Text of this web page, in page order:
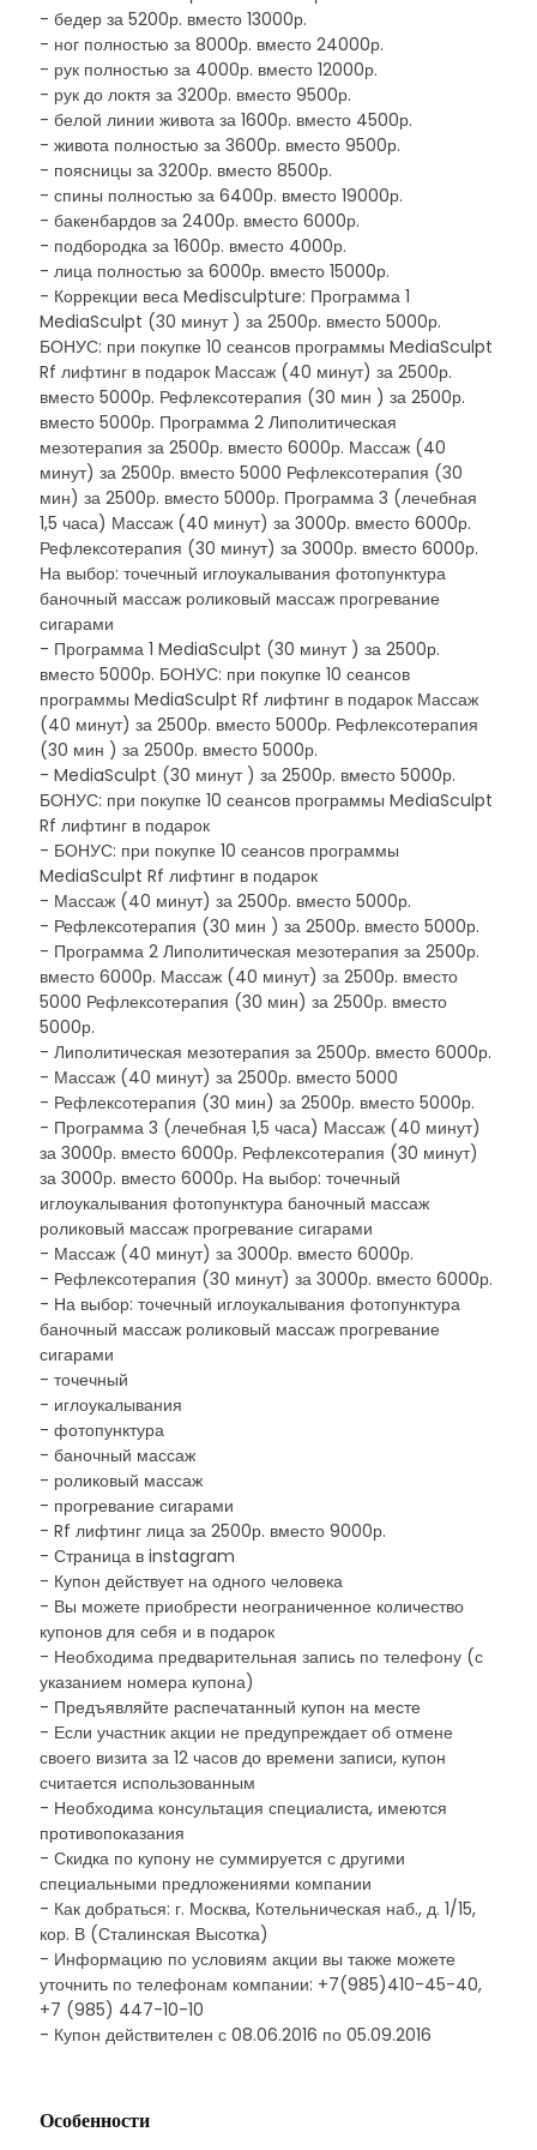
- бедер за 5200р. вместо 13000р.
- ног полностью за 8000р. вместо 24000р.
- рук полностью за 4000р. вместо 12000р.
- рук до локтя за 3200р. вместо 9500р.
- белой линии живота за 1600р. вместо 4500р.
- живота полностью за 3600р. вместо 9500р.
- поясницы за 3200р. вместо 8500р.
- спины полностью за 6400р. вместо 19000р.
- бакенбардов за 2400р. вместо 6000р.
- подбородка за 1600р. вместо 4000р.
- лица полностью за 6000р. вместо 15000р.
- Коррекции веса Medisculpture: Программа 1
MediaSculpt (30 минут ) за 2500р. вместо 5000р.
БОНУС: при покупке 10 сеансов программы MediaSculpt
Rf лифтинг в подарок Массаж (40 минут) за 2500р.
вместо 5000р. Рефлексотерапия (30 мин ) за 2500р.
вместо 5000р. Программа 2 Липолитическая
мезотерапия за 2500р. вместо 6000р. Массаж (40
минут) за 2500р. вместо 5000 Рефлексотерапия (30
мин) за 2500р. вместо 5000р. Программа 3 (лечебная
1,5 часа) Массаж (40 минут) за 3000р. вместо 6000р.
Рефлексотерапия (30 минут) за 3000р. вместо 6000р.
На выбор: точечный иглоукалывания фотопунктура
баночный массаж роликовый массаж прогревание
сигарами
- Программа 1 MediaSculpt (30 минут ) за 2500р.
вместо 5000р. БОНУС: при покупке 10 сеансов
программы MediaSculpt Rf лифтинг в подарок Массаж
(40 минут) за 2500р. вместо 5000р. Рефлексотерапия
(30 мин ) за 2500р. вместо 5000р.
- MediaSculpt (30 минут ) за 2500р. вместо 5000р.
БОНУС: при покупке 10 сеансов программы MediaSculpt
Rf лифтинг в подарок
- БОНУС: при покупке 10 сеансов программы
MediaSculpt Rf лифтинг в подарок
- Массаж (40 минут) за 2500р. вместо 5000р.
- Рефлексотерапия (30 мин ) за 2500р. вместо 5000р.
- Программа 2 Липолитическая мезотерапия за 2500р.
вместо 6000р. Массаж (40 минут) за 2500р. вместо
5000 Рефлексотерапия (30 мин) за 2500р. вместо
5000р.
- Липолитическая мезотерапия за 2500р. вместо 6000р.
- Массаж (40 минут) за 2500р. вместо 5000
- Рефлексотерапия (30 мин) за 2500р. вместо 5000р.
- Программа 3 (лечебная 1,5 часа) Массаж (40 минут)
за 3000р. вместо 6000р. Рефлексотерапия (30 минут)
за 3000р. вместо 6000р. На выбор: точечный
иглоукалывания фотопунктура баночный массаж
роликовый массаж прогревание сигарами
- Массаж (40 минут) за 3000р. вместо 6000р.
- Рефлексотерапия (30 минут) за 3000р. вместо 6000р.
- На выбор: точечный иглоукалывания фотопунктура
баночный массаж роликовый массаж прогревание
сигарами
- точечный
- иглоукалывания
- фотопунктура
- баночный массаж
- роликовый массаж
- прогревание сигарами
- Rf лифтинг лица за 2500р. вместо 9000р.
- Страница в instagram
- Купон действует на одного человека
- Вы можете приобрести неограниченное количество
купонов для себя и в подарок
- Необходима предварительная запись по телефону (с
указанием номера купона)
- Предъявляйте распечатанный купон на месте
- Если участник акции не предупреждает об отмене
своего визита за 12 часов до времени записи, купон
считается использованным
- Необходима консультация специалиста, имеются
противопоказания
- Скидка по купону не суммируется с другими
специальными предложениями компании
- Как добраться: г. Москва, Котельническая наб., д. 1/15,
кор. В (Сталинская Высотка)
- Информацию по условиям акции вы также можете
уточнить по телефонам компании: +7(985)410-45-40,
+7 (985) 447-10-10
- Купон действителен с 08.06.2016 по 05.09.2016
Особенности